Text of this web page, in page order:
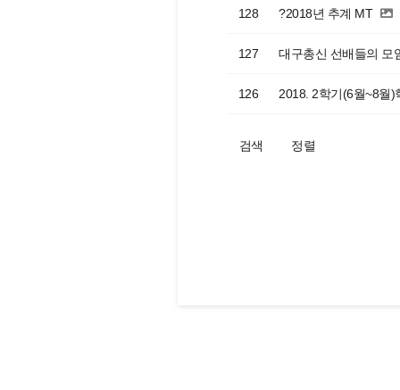
128 ?2018년 추계 MT
127 대구총신 선배들의 모
126 2018. 2학기(6월~8월)
검색 정렬